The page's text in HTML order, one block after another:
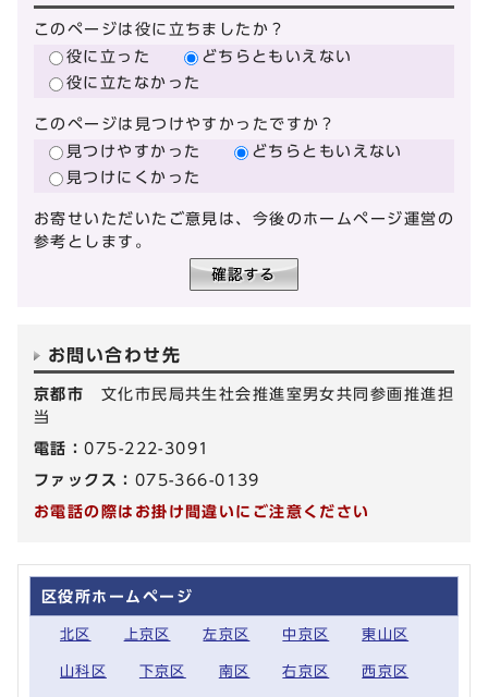
このページは役に立ちましたか？
役に立った
どちらともいえない
役に立たなかった
このページは見つけやすかったですか？
見つけやすかった
どちらともいえない
見つけにくかった
お寄せいただいたご意見は、今後のホームページ運営の
参考とします。
お問い合わせ先
京都市 文化市民局共生社会推進室男女共同参画推進担
当
電話：075-222-3091
ファックス： 075-366-0139
お電話の際はお掛け間違いにご注意ください
区役所ホームページ
北区 上京区 左京区 中京区 東山区
山科区 下京区 南区 右京区 西京区